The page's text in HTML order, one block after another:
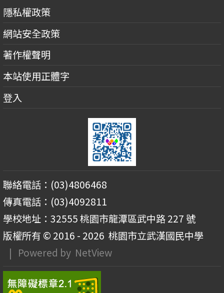
隱私權政策
網站安全政策
著作權聲明
本站使用正體字
登入
聯絡電話：(03)4806468
傳真電話：(03)4092811
學校地址：32555 桃園市龍潭區武中路 227 號
版權所有 © 2016 - 2026 桃園市立武漢國民中學
| Powered by NetView